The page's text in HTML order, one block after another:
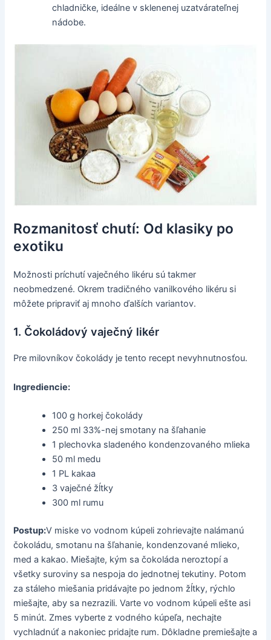
chladničke, ideálne v sklenenej uzatvárateľnej
nádobe.
Rozmanitosť chutí: Od klasiky po
exotiku
Možnosti príchutí vaječného likéru sú takmer
neobmedzené. Okrem tradičného vanilkového likéru si
môžete pripraviť aj mnoho ďalších variantov.
1. Čokoládový vaječný likér
Pre milovníkov čokolády je tento recept nevyhnutnosťou.
Ingrediencie:
100 g horkej čokolády
250 ml 33%-nej smotany na šľahanie
1 plechovka sladeného kondenzovaného mlieka
50 ml medu
1 PL kakaa
3 vaječné žĺtky
300 ml rumu
Postup:V miske vo vodnom kúpeli zohrievajte nalámanú
čokoládu, smotanu na šľahanie, kondenzované mlieko,
med a kakao. Miešajte, kým sa čokoláda neroztopí a
všetky suroviny sa nespoja do jednotnej tekutiny. Potom
za stáleho miešania pridávajte po jednom žĺtky, rýchlo
miešajte, aby sa nezrazili. Varte vo vodnom kúpeli ešte asi
5 minút. Zmes vyberte z vodného kúpeľa, nechajte
vychladnúť a nakoniec pridajte rum. Dôkladne premiešajte a